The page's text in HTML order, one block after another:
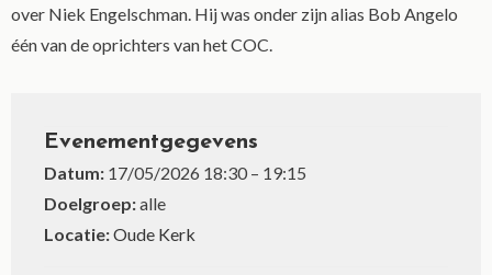
over Niek Engelschman. Hij was onder zijn alias Bob Angelo
één van de oprichters van het COC.
Evenementgegevens
Datum: 17/05/2026 18:30 – 19:15
Doelgroep:alle
Locatie:Oude Kerk